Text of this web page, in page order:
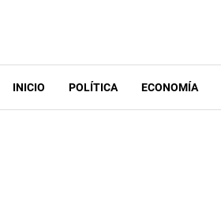
INICIO POLÍTICA ECONOMÍA